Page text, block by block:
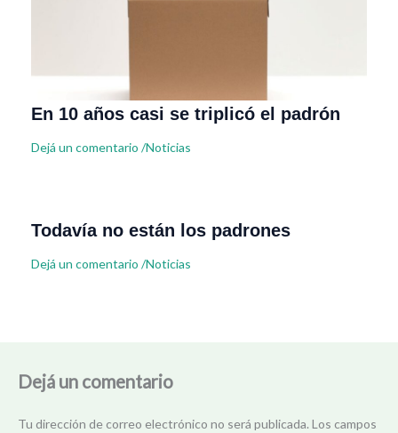
En 10 años casi se triplicó el padrón
Dejá un comentario /Noticias
Todavía no están los padrones
Dejá un comentario /Noticias
Dejá un comentario
Tu dirección de correo electrónico no será publicada.Los campos